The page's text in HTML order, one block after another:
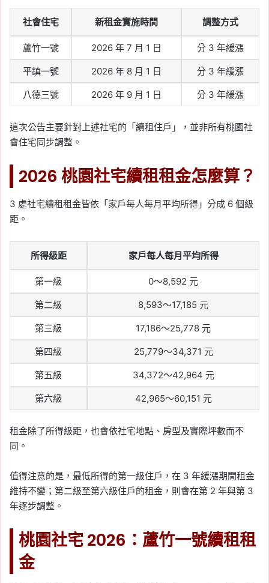
社會住宅 新租金實施時間 調整方式
蘆竹一號 2026 年 7 月 1 日 分 3 年緩漲
平鎮一號 2026 年 8 月 1 日 分 3 年緩漲
八德三號 2026 年 9 月 1 日 分 3 年緩漲
這次公告主要針對上述社宅的「續租住戶」，並非所有桃園社
會住宅同步調整。
2026 桃園社宅續租租金怎麼算？
3 處社宅續租租金皆依「家戶每人每月平均所得」分成 6 個級
距。
所得級距 家戶每人每月平均所得
第一級 0～8,592 元
第二級 8,593～17,185 元
第三級 17,186～25,778 元
第四級 25,779～34,371 元
第五級 34,372～42,964 元
第六級 42,965～60,151 元
租金除了所得級距，也會依社宅地點、房型及實際坪數而不
同。
值得注意的是，最低所得的第一級住戶，在 3 年緩漲期間租金
維持不變；第二級至第六級住戶的租金，則會在第 2 年與第 3
年逐步調整。
桃園社宅 2026：蘆竹一號續租租
金